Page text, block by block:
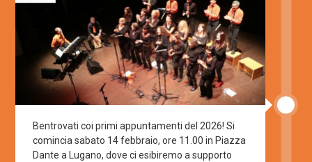
Bentrovati coi primi appuntamenti del 2026! Si
comincia sabato 14 febbraio, ore 11.00 in Piazza
Dante a Lugano, dove ci esibiremo a supporto